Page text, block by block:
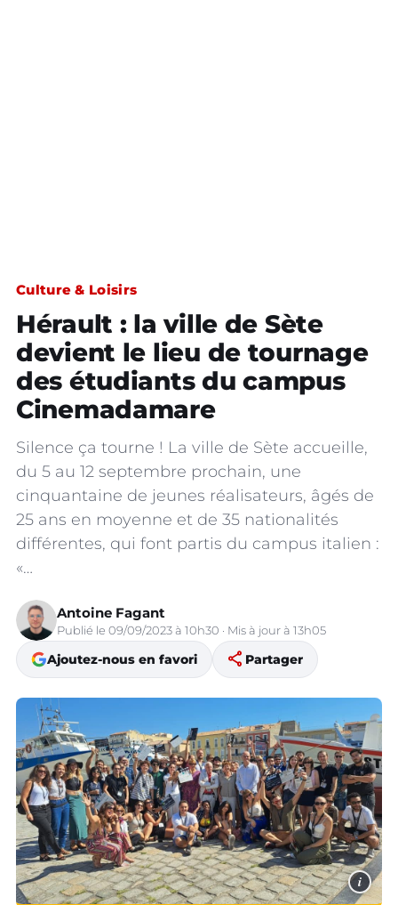
Culture & Loisirs
Hérault : la ville de Sète
devient le lieu de tournage
des étudiants du campus
Cinemadamare
Silence ça tourne ! La ville de Sète accueille,
du 5 au 12 septembre prochain, une
cinquantaine de jeunes réalisateurs, âgés de
25 ans en moyenne et de 35 nationalités
différentes, qui font partis du campus italien :
«…
Antoine Fagant
Publié le 09/09/2023 à 10h30 · Mis à jour à 13h05
Ajoutez-nous en favori share Partager
i